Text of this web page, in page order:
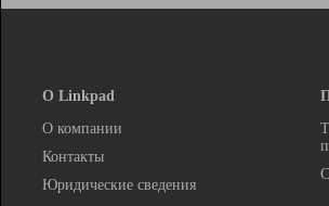
О Linkpad
О компании
Контакты
Юридические сведения